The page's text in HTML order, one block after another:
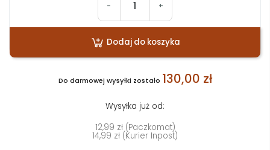
- +
Dodaj do koszyka
Do darmowej wysyłki zostało 130,00 zł
Wysyłka już od:
12,99 zł (Paczkomat)
14,99 zł (Kurier Inpost)